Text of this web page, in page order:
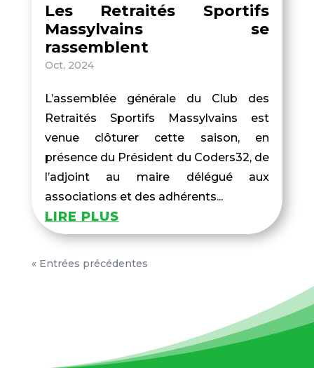
Les Retraités Sportifs
Massylvains se
rassemblent
Oct, 2024
L’assemblée générale du Club des
Retraités Sportifs Massylvains est
venue clôturer cette saison, en
présence du Président du Coders32, de
l’adjoint au maire délégué aux
associations et des adhérents...
LIRE PLUS
« Entrées précédentes